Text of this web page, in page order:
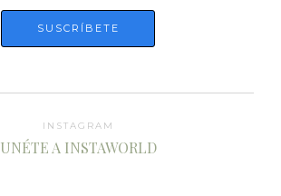
INSTAGRAM
UNÉTE A INSTAWORLD